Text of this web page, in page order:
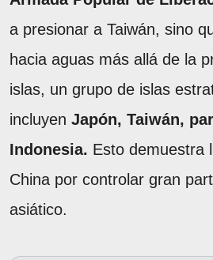
a presionar a Taiwán, sino
hacia aguas más allá de la
islas, un grupo de islas
incluyen Japón, Taiwán,
Indonesia. Esto demuestra
China por controlar gran
asiático.